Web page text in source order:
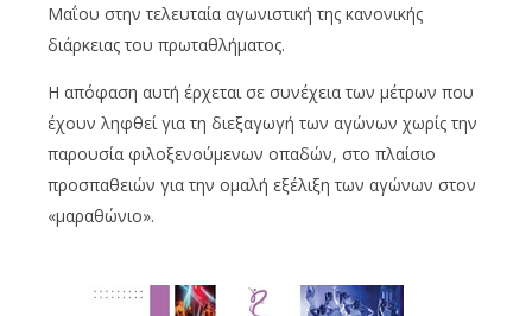
Μαΐου στην τελευταία αγωνιστική της κανονικής
διάρκειας του πρωταθλήματος.
Η απόφαση αυτή έρχεται σε συνέχεια των μέτρων που
έχουν ληφθεί για τη διεξαγωγή των αγώνων χωρίς την
παρουσία φιλοξενούμενων οπαδών, στο πλαίσιο
προσπαθειών για την ομαλή εξέλιξη των αγώνων στον
«μαραθώνιο».